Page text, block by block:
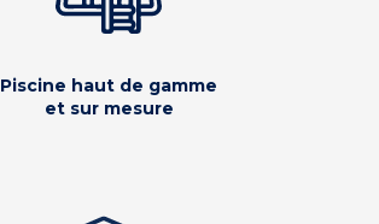
Piscine haut de gamme
et sur mesure